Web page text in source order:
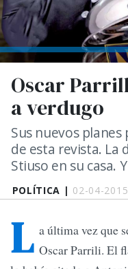
POLÍTICA | 02-04-
Oscar
a verdugo
Sus nuevos
de esta revista. La
Stiuso en su casa.
L a última vez que
Oscar Parrili. El